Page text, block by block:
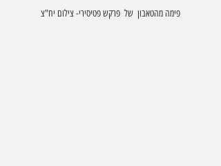
פימה מהטאבון  של  פרקש פטיסירי- צילום יח"צ